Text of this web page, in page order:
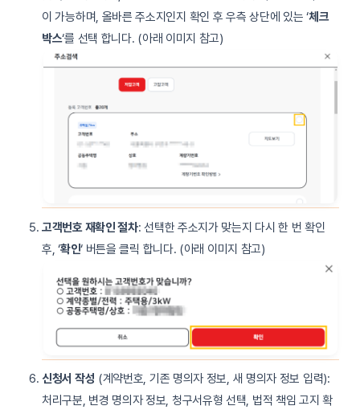
이 가능하며, 올바른 주소지인지 확인 후 우측 상단에 있는 ‘체크
박스‘를 선택 합니다. (아래 이미지 참고)
고객번호 재확인 절차: 선택한 주소지가 맞는지 다시 한 번 확인
후, ‘확인‘ 버튼을 클릭 합니다. (아래 이미지 참고)
신청서 작성 (계약번호, 기존 명의자 정보, 새 명의자 정보 입력):
처리구분, 변경 명의자 정보, 청구서유형 선택, 법적 책임 고지 확